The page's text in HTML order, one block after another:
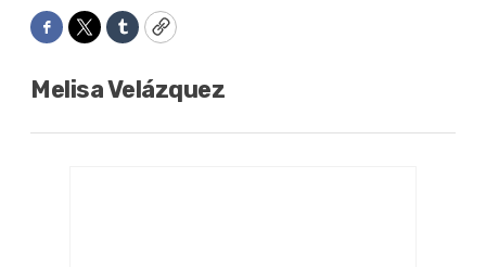
Facebook
TwitterTumblrCopy
Melisa Velázquez